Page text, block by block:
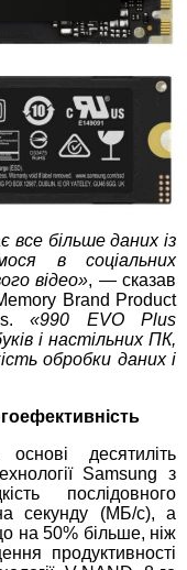
більше даних із
в соціальних
відео», — сказав
Brand Product
«990 EVO Plus
і настільних ПК,
обробки даних і
десятиліть
Samsung з
послідовного
секунду (МБ/с), а
на 50% більше, ніж
продуктивності